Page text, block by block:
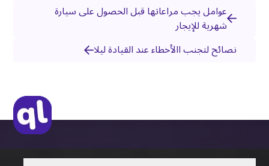
عوامل يجب مراعاتها قبل الحصول على سيارة
شهرية للإيجار
نصائح لتجنب االأخطاء عند القيادة ليلا